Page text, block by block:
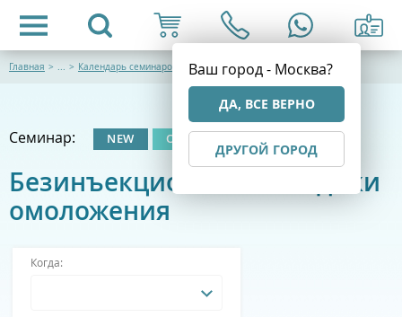
Ваш город - Москва?
ДА, ВСЕ ВЕРНО
ДРУГОЙ ГОРОД
Главная > ... > Календарь семинаров
Семинар: NEW ОЧНЫЙ
Безинъекционные методики
омоложения
Когда: